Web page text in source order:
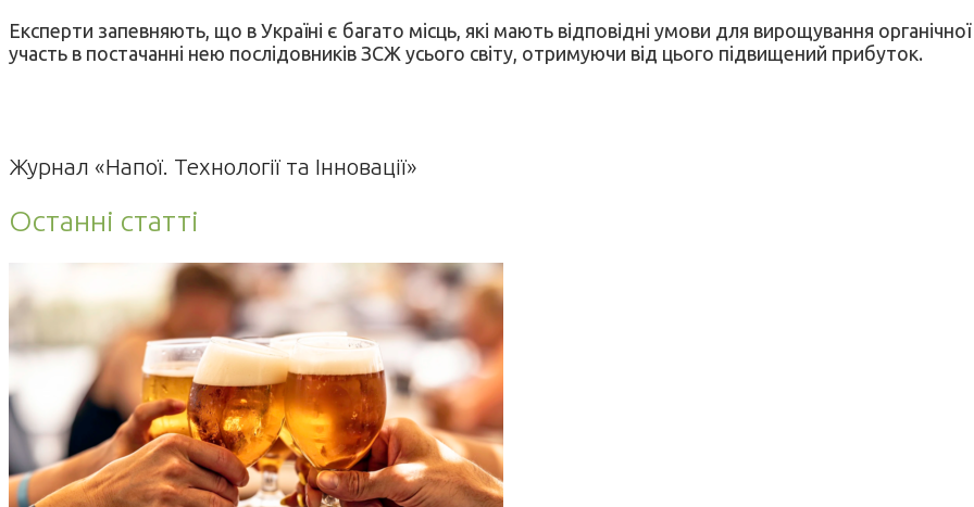
Експерти запевняють, що в Україні є багато місць, які мають відповідні умови для вирощування
участь в постачанні нею послідовників ЗСЖ усього світу, отримуючи від цього підвищений прибуток.
Журнал «Напої. Технології та Інновації»
Останні статті